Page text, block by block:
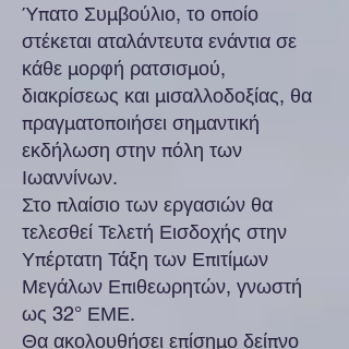
Ύπατο Συμβούλιο, το οποίο
στέκεται αταλάντευτα ενάντια σε
κάθε μορφή ρατσισμού,
διακρίσεως και μισαλλοδοξίας, θα
πραγματοποιήσει σημαντική
εκδήλωση στην πόλη των
Ιωαννίνων.
Στο πλαίσιο των εργασιών θα
τελεσθεί Τελετή Εισδοχής στην
Υπέρτατη Τάξη των Επιτίμων
Μεγάλων Επιθεωρητών, γνωστή
ως 32° ΕΜΕ.
Θα ακολουθήσει επίσημο δείπνο